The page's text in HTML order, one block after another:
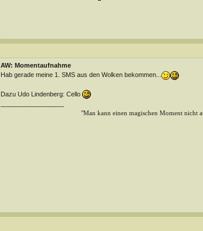
AW: Momentaufnahme
Hab gerade meine 1. SMS aus den Wolken bekommen...
Dazu Udo Lindenberg: Cello
"Man kann einen magischen Moment nicht